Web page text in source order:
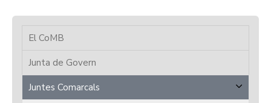
El CoMB
Junta de Govern
Juntes Comarcals